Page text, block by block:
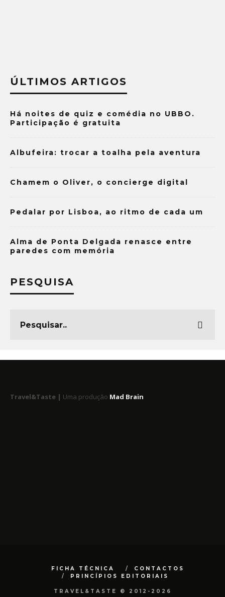
ÚLTIMOS ARTIGOS
Há noites de quiz e comédia no UBBO.
Participação é gratuita
Albufeira: trocar a toalha pela aventura
Chamem o Oliver, o concierge digital
Pedalar por Lisboa, ao ritmo de cada um
Alma de Ponta Delgada renasce entre
paredes com memória
PESQUISA
Travel&Taste | Uma produção Mad Brain
FICHA TÉCNICA
CONTACTOS
PRINCÍPIOS EDITORIAIS
TRAVEL&TASTE © 2012-2026